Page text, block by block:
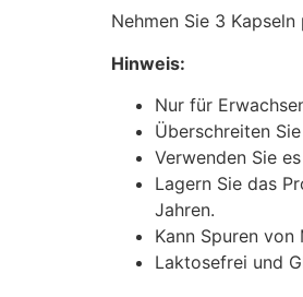
Nehmen Sie 3 Kapseln
Hinweis:
Nur für
Überschreiten
Verwenden Sie
Lagern Sie das
Jahren.
Kann Spuren von
Laktosefrei und